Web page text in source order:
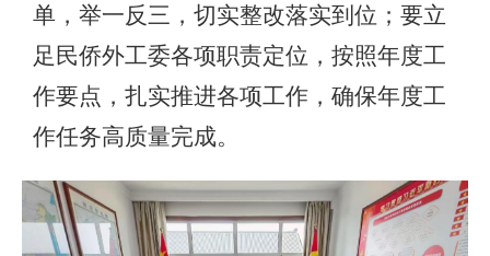
单，举一反三，切实整改落实到位；要立
足民侨外工委各项职责定位，按照年度工
作要点，扎实推进各项工作，确保年度工
作任务高质量完成。